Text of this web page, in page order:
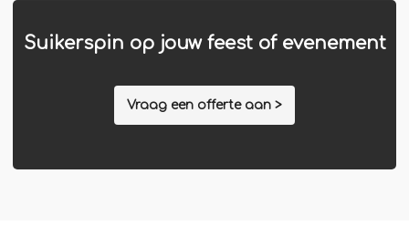
Suikerspin op jouw feest of evenement
Vraag een offerte aan >